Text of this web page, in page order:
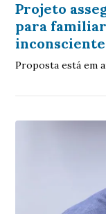
Projeto
para
Proposta está em